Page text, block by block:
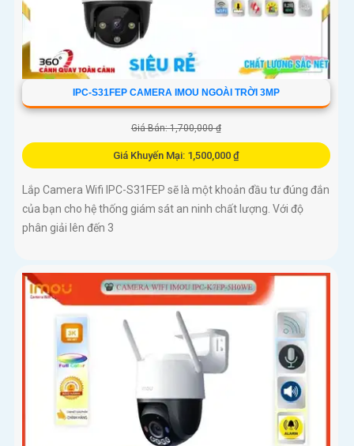
IPC-S31FEP CAMERA IMOU NGOÀI TRỜI 3MP
Giá Bán: 1,700,000 ₫
Giá Khuyến Mại: 1,500,000 ₫
Lắp Camera Wifi IPC-S31FEP sẽ là một khoản đầu tư đúng đắn
của bạn cho hệ thống giám sát an ninh chất lượng. Với độ
phân giải lên đến 3